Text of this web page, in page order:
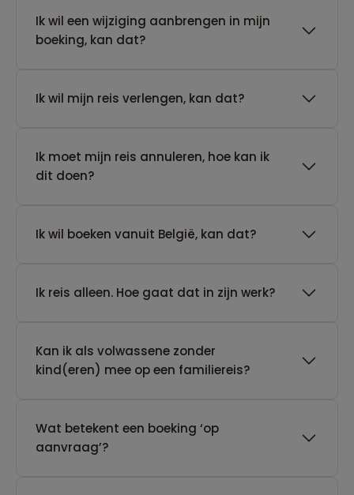
Ik wil een wijziging aanbrengen in mijn
boeking, kan dat?
Ik wil mijn reis verlengen, kan dat?
Ik moet mijn reis annuleren, hoe kan ik
dit doen?
Ik wil boeken vanuit België, kan dat?
​Ik reis alleen. Hoe gaat dat in zijn werk?
Kan ik als volwassene zonder
kind(eren) mee op een familiereis?
Wat betekent een boeking ‘op
aanvraag’?